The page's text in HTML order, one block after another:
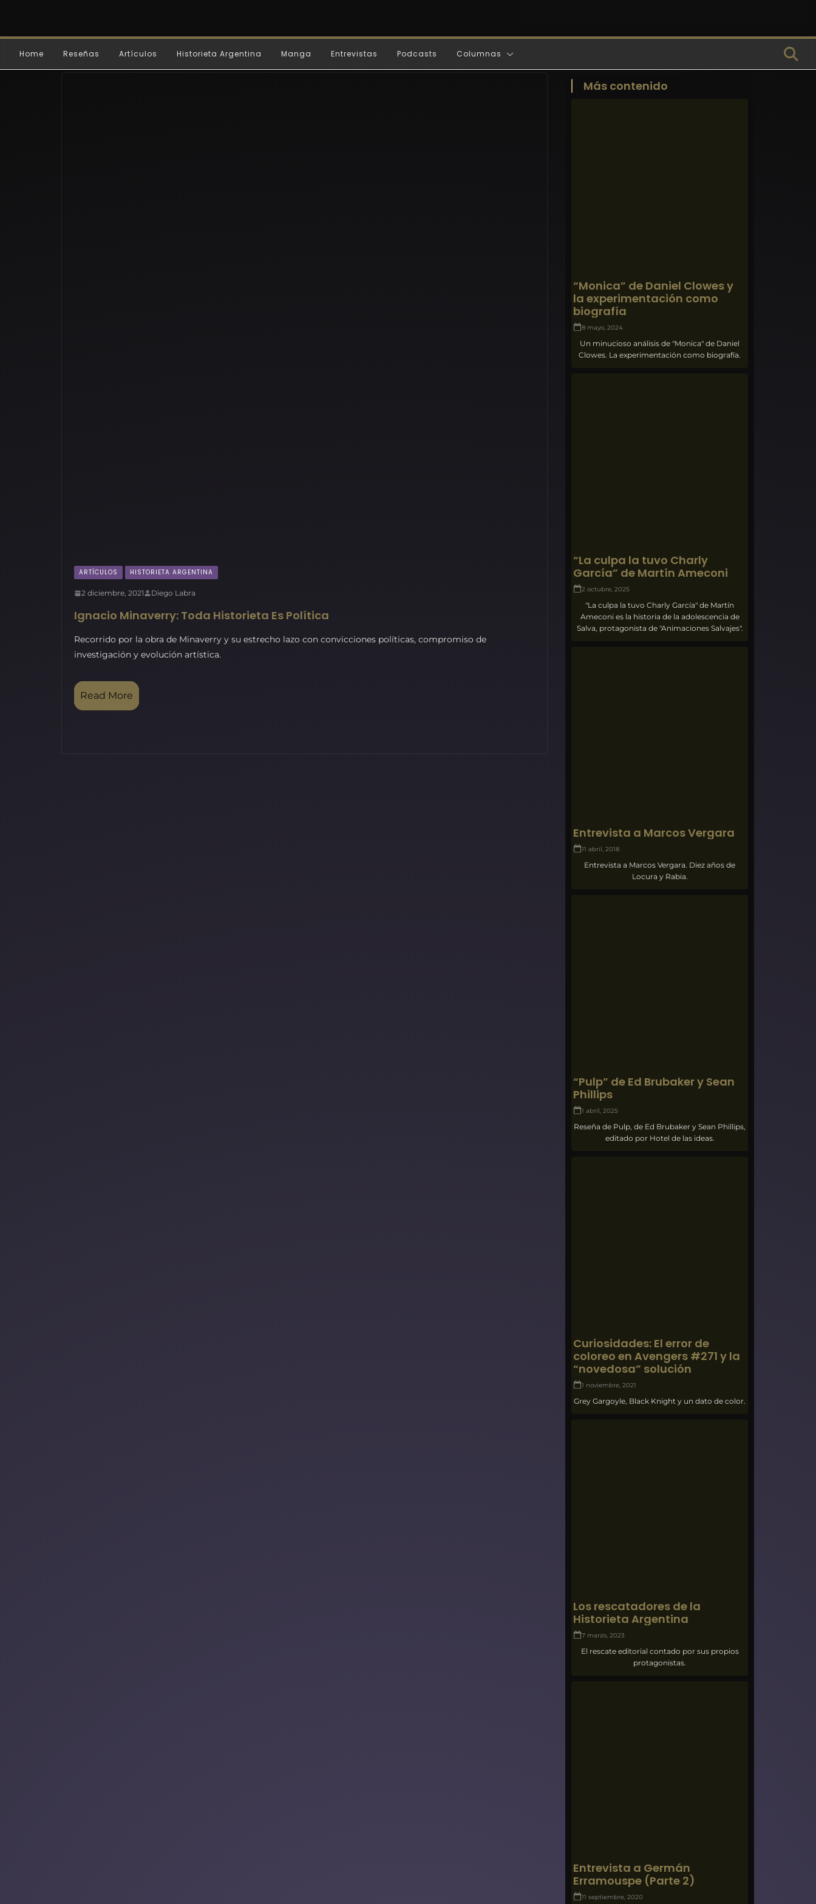
Home Reseñas Artículos Historieta Argentina Manga Entrevistas Podcasts Columnas
ARTÍCULOS HISTORIETA ARGENTINA
2 diciembre, 2021 Diego Labra
Ignacio Minaverry: Toda Historieta Es Política
Recorrido por la obra de Minaverry y su estrecho lazo con convicciones políticas, compromiso de
investigación y evolución artística.
Read More
Más contenido
“Monica” de Daniel Clowes y
la experimentación como
biografía
8 mayo, 2024
Un minucioso análisis de "Monica" de Daniel
Clowes. La experimentación como biografía.
“La culpa la tuvo Charly
García” de Martín Ameconi
2 octubre, 2025
"La culpa la tuvo Charly García" de Martín
Ameconi es la historia de la adolescencia de
Salva, protagonista de "Animaciones Salvajes".
Entrevista a Marcos Vergara
11 abril, 2018
Entrevista a Marcos Vergara. Diez años de
Locura y Rabia.
“Pulp” de Ed Brubaker y Sean
Phillips
1 abril, 2025
Reseña de Pulp, de Ed Brubaker y Sean Phillips,
editado por Hotel de las ideas.
Curiosidades: El error de
coloreo en Avengers #271 y la
“novedosa” solución
1 noviembre, 2021
Grey Gargoyle, Black Knight y un dato de color.
Los rescatadores de la
Historieta Argentina
7 marzo, 2023
El rescate editorial contado por sus propios
protagonistas.
Entrevista a Germán
Erramouspe (Parte 2)
11 septiembre, 2020